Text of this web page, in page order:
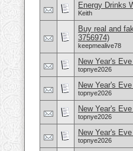
Energy Drinks
Keith
Buy real and
3756974)
keepmealive78
New Year's
topnye2026
New Year's
topnye2026
New Year's
topnye2026
New Year's
topnye2026